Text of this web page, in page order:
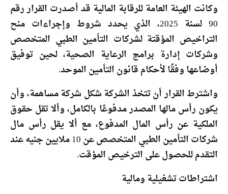
وكانت الهيئة العامة للرقابة المالية قد أصدرت القرار رقم
90 لسنة 2025، الذي يحدد شروط وإجراءات منح
التراخيص المؤقتة لشركات التأمين الطبي المتخصص
وشركات إدارة برامج الرعاية الصحية، لحين توفيق
أوضاعها وفقًا لأحكام قانون التأمين الموحد.
واشترط القرار أن تتخذ الشركة شكل شركة مساهمة، وأن
يكون رأس مالها المصدر مدفوعًا بالكامل، وألا تقل حقوق
الملكية عن رأس المال المدفوع، مع ألا يقل رأس مال
شركات التأمين الطبي المتخصص عن 10 ملايين جنيه عند
التقدم للحصول على الترخيص المؤقت.
اشتراطات تشغيلية ومالية